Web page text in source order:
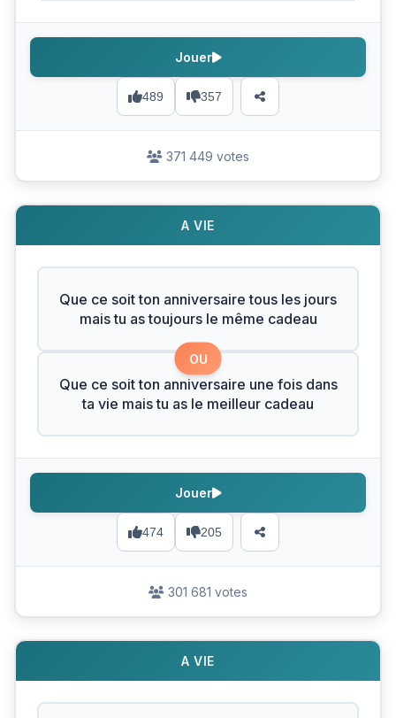
489 357
Jouer
371 449 votes
A VIE
Que ce soit ton anniversaire tous les jours
mais tu as toujours le même cadeau
OU
Que ce soit ton anniversaire une fois dans
ta vie mais tu as le meilleur cadeau
474 205
Jouer
301 681 votes
A VIE